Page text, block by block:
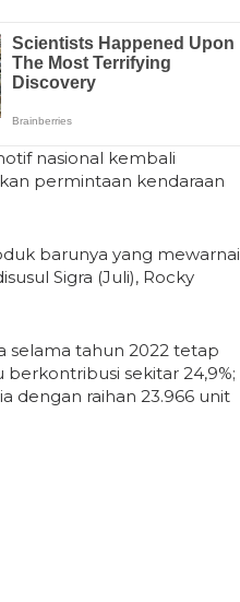
nasional kembali
permintaan kendaraan
barunya yang mewarnai
Sigra (Juli), Rocky
selama tahun 2022 tetap
berkontribusi sekitar 24,9%;
dengan raihan 23.966 unit